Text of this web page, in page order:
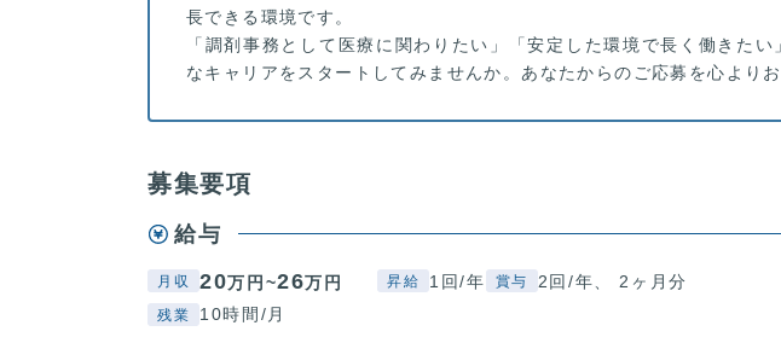
長できる環境です。
「調剤事務として医療に関わりたい」「安定した環境で長く働きた
なキャリアをスタートしてみませんか。あなたからのご応募を心より
募集要項
給与
月収 20万円~26万円 昇給 1回/年 賞与 2回/年、 2ヶ月分
残業 10時間/月